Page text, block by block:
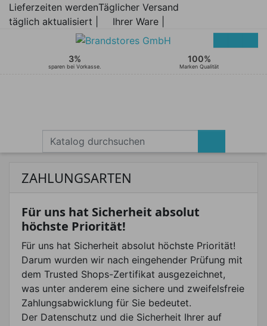
Lieferzeiten werden
täglich aktualisiert |
Täglicher Versand
Ihrer Ware |
3%
sparen bei Vorkasse.
100%
Marken Qualität
ZAHLUNGSARTEN
Für uns hat Sicherheit absolut
höchste Priorität!
Für uns hat Sicherheit absolut höchste Priorität!
Darum wurden wir nach eingehender Prüfung mit
dem Trusted Shops-Zertifikat ausgezeichnet,
was unter anderem eine sichere und zweifelsfreie
Zahlungsabwicklung für Sie bedeutet.
Der Datenschutz und die Sicherheit Ihrer auf